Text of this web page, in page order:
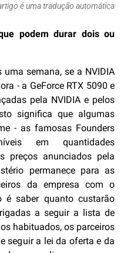
é uma tradução automática
podem durar dois ou
semana, se a NVIDIA
- a GeForce RTX 5090 e
pela NVIDIA e pelos
significa que algumas
- as famosas Founders
em quantidades
preços anunciados pela
permanece para as
da empresa com o
é saber quanto custarão
a seguir a lista de
habituados, os parceiros
seguir a lei da oferta e da